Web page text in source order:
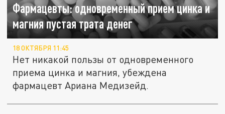
Фармацевты: одновременный прием цинка и
магния пустая трата денег
18 ОКТЯБРЯ 11:45
Нет никакой пользы от одновременного
приема цинка и магния, убеждена
фармацевт Ариана Медизейд.